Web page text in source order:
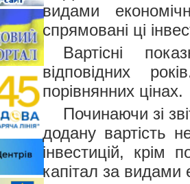
видами
спрямовані ці
Вартісні
відповідних
порівнянних цінах.
Починаючи зі
додану вартість
інвестицій, крім
капітал за видами